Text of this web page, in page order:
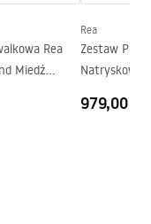
_5.pdf
Rea
Miedź
Rea
Zestaw
Natryskowy
979,00 zł